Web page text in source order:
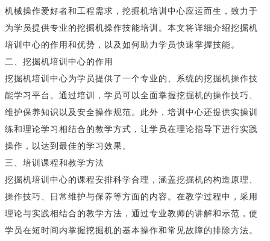
机械操作爱好者和工程需求，挖掘机培训中心应运而生，致力于
为学员提供专业的挖掘机操作技能培训。本文将详细介绍挖掘机
培训中心的作用和优势，以及如何助力学员快速掌握技能。
二、挖掘机培训中心的作用
挖掘机培训中心为学员提供了一个专业的、系统的挖掘机操作技
能学习平台。通过培训，学员可以全面掌握挖掘机的操作技巧、
维护保养知识以及安全操作规范。此外，培训中心还提供实操训
练和理论学习相结合的教学方式，让学员在理论指导下进行实践
操作，以达到最佳的学习效果。
三、培训课程和教学方法
挖掘机培训中心的课程安排科学合理，涵盖挖掘机的构造原理、
操作技巧、日常维护与保养等方面的内容。在教学过程中，采用
理论与实践相结合的教学方法，通过专业教师的讲解和示范，使
学员在短时间内掌握挖掘机的基本操作和常见故障的排除方法。